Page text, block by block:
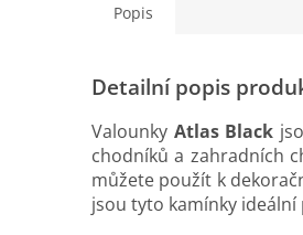
Popis
Detailní popis
Valounky Atlas Black
chodníků a zahradních
můžete použít k
jsou tyto kamínky